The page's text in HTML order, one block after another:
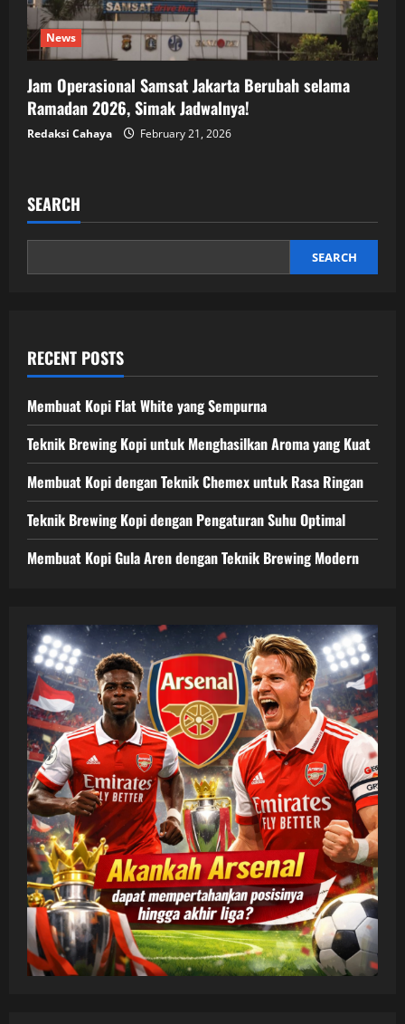
News
Jam Operasional Samsat Jakarta Berubah selama
Ramadan 2026, Simak Jadwalnya!
Redaksi Cahaya February 21, 2026
SEARCH
SEARCH
RECENT POSTS
Membuat Kopi Flat White yang Sempurna
Teknik Brewing Kopi untuk Menghasilkan Aroma yang Kuat
Membuat Kopi dengan Teknik Chemex untuk Rasa Ringan
Teknik Brewing Kopi dengan Pengaturan Suhu Optimal
Membuat Kopi Gula Aren dengan Teknik Brewing Modern